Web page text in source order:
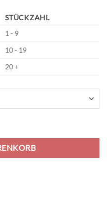
STÜCKZAHL
1 - 9
10 - 19
20 +